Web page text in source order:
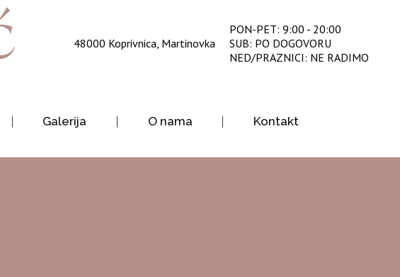
48000 Koprivnica, Martinovka
PON-PET: 9:00 - 20:00
SUB: PO DOGOVORU
NED/PRAZNICI: NE RADIMO
Galerija O nama Kontakt